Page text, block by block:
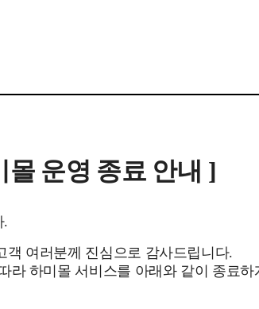
몰 운영 종료 안내 ]
.
객 여러분께 진심으로 감사드립니다.
라 하미몰 서비스를 아래와 같이 종료하